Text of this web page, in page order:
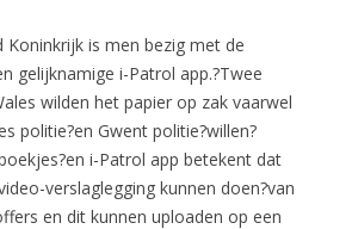
Koninkrijk is men bezig met de
gelijknamige i-Patrol app.?Twee
wilden het papier op zak vaarwel
politie?en Gwent politie?willen?
i-Patrol app betekent dat
verslaglegging kunnen doen?van
en dit kunnen uploaden op een